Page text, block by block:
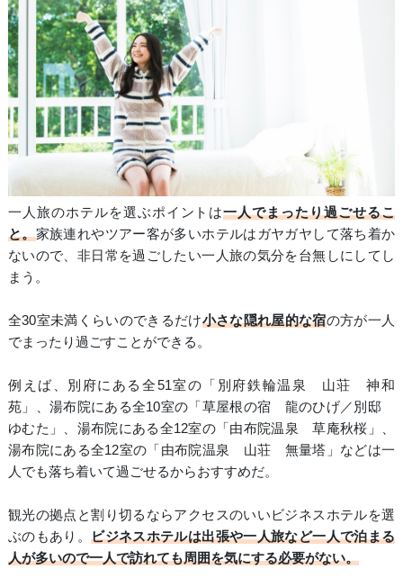
一人旅のホテルを選ぶポイントは一人でまったり過ごせるこ
と。家族連れやツアー客が多いホテルはガヤガヤして落ち着か
ないので、非日常を過ごしたい一人旅の気分を台無しにしてし
まう。
全30室未満くらいのできるだけ小さな隠れ屋的な宿の方が一人
でまったり過ごすことができる。
例えば、別府にある全51室の「別府鉄輪温泉 山荘 神和
苑」、湯布院にある全10室の「草屋根の宿 龍のひげ／別邸
ゆむた」、湯布院にある全12室の「由布院温泉 草庵秋桜」、
湯布院にある全12室の「由布院温泉 山荘 無量塔」などは一
人でも落ち着いて過ごせるからおすすめだ。
観光の拠点と割り切るならアクセスのいいビジネスホテルを選
ぶのもあり。ビジネスホテルは出張や一人旅など一人で泊まる
人が多いので一人で訪れても周囲を気にする必要がない。